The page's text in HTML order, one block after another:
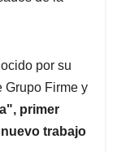
por su
Grupo Firme y
primer
trabajo